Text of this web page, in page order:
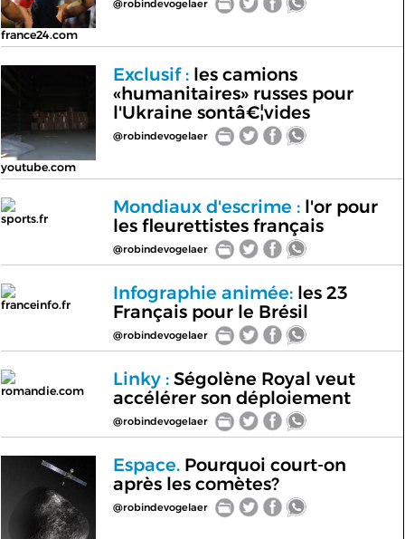
france24.com
@robindevogelaer
youtube.com
Exclusif :les camions
«humanitaires» russes pour
l'Ukraine sontâ€¦vides
@robindevogelaer
sports.fr
Mondiaux d'escrime :l'or pour
les fleurettistes français
@robindevogelaer
franceinfo.fr
Infographie animée:les 23
Français pour le Brésil
@robindevogelaer
romandie.com
Linky :Ségolène Royal veut
accélérer son déploiement
@robindevogelaer
Espace.Pourquoi court-on
après les comètes?
@robindevogelaer